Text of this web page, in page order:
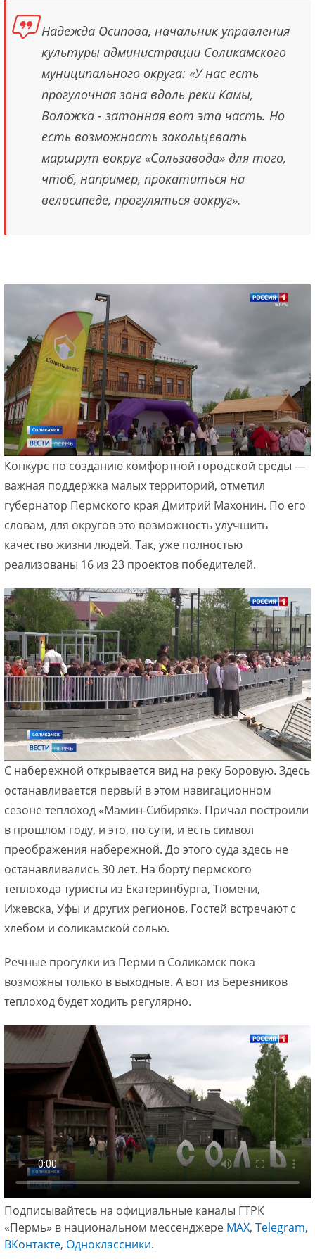
Надежда Осипова, начальник управления
культуры администрации Соликамского
муниципального округа: «У нас есть
прогулочная зона вдоль реки Камы,
Воложка - затонная вот эта часть. Но
есть возможность закольцевать
маршрут вокруг «Сользавода» для того,
чтоб, например, прокатиться на
велосипеде, прогуляться вокруг».
Конкурс по созданию комфортной городской среды —
важная поддержка малых территорий, отметил
губернатор Пермского края Дмитрий Махонин. По его
словам, для округов это возможность улучшить
качество жизни людей. Так, уже полностью
реализованы 16 из 23 проектов победителей.
С набережной открывается вид на реку Боровую. Здесь
останавливается первый в этом навигационном
сезоне теплоход «Мамин-Сибиряк». Причал построили
в прошлом году, и это, по сути, и есть символ
преображения набережной. До этого суда здесь не
останавливались 30 лет. На борту пермского
теплохода туристы из Екатеринбурга, Тюмени,
Ижевска, Уфы и других регионов. Гостей встречают с
хлебом и соликамской солью.
Речные прогулки из Перми в Соликамск пока
возможны только в выходные. А вот из Березников
теплоход будет ходить регулярно.
Подписывайтесь на официальные каналы ГТРК
«Пермь» в национальном мессенджере МАХ, Telegram,
ВКонтакте, Одноклассники.